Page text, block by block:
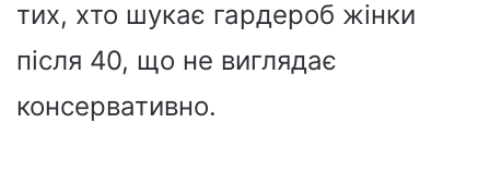
тих, хто шукає гардероб жінки
після 40, що не виглядає
консервативно.